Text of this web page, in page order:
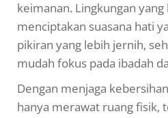
keimanan. Lingkungan
menciptakan suasana hati
pikiran yang lebih jernih,
mudah fokus pada ibadah
Dengan menjaga
hanya merawat ruang fisik,